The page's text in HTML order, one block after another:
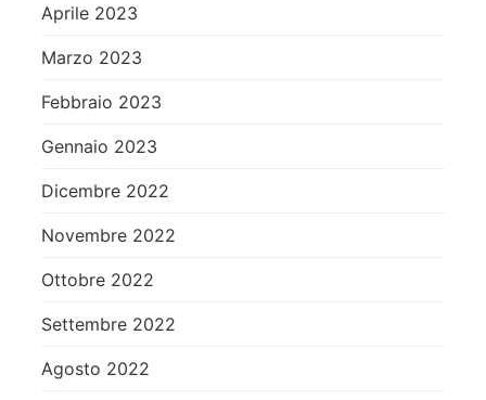
Aprile 2023
Marzo 2023
Febbraio 2023
Gennaio 2023
Dicembre 2022
Novembre 2022
Ottobre 2022
Settembre 2022
Agosto 2022